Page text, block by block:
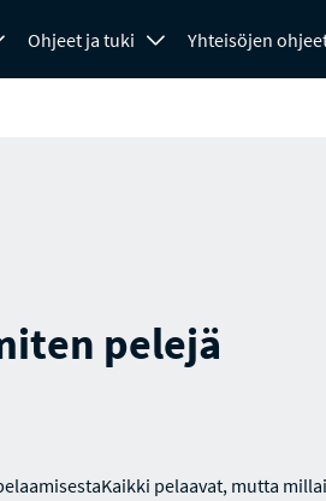
Ohjeet ja tuki Yhteisöjen
pelejä
pelaavat, mutta